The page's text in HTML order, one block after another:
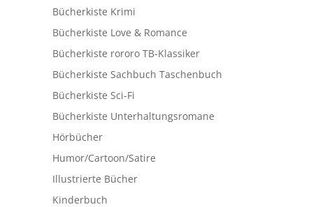
Bücherkiste Krimi
Bücherkiste Love & Romance
Bücherkiste rororo TB-Klassiker
Bücherkiste Sachbuch Taschenbuch
Bücherkiste Sci-Fi
Bücherkiste Unterhaltungsromane
Hörbücher
Humor/Cartoon/Satire
Illustrierte Bücher
Kinderbuch